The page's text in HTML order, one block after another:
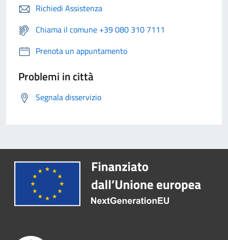
Richiedi Assistenza
Chiama il comune +39 080 310 7111
Prenota un appuntamento
Problemi in città
Segnala disservizio